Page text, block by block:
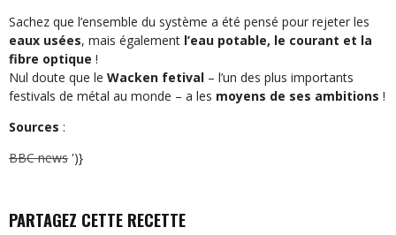
Sachez que l’ensemble du système a été pensé pour rejeter les
eaux usées, mais également l’eau potable, le courant et la
fibre optique !
Nul doute que le Wacken fetival – l’un des plus importants
festivals de métal au monde – a les moyens de ses ambitions !
Sources :
BBC news ')}
PARTAGEZ CETTE RECETTE